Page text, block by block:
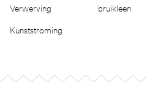
Verwerving bruikleen
Kunststroming